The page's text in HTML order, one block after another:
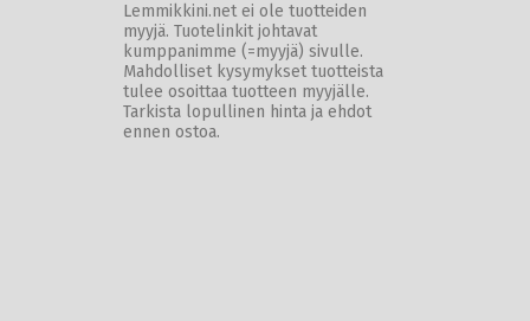
Lemmikkini.net ei ole tuotteiden
myyjä. Tuotelinkit johtavat
kumppanimme (=myyjä) sivulle.
Mahdolliset kysymykset tuotteista
tulee osoittaa tuotteen myyjälle.
Tarkista lopullinen hinta ja ehdot
ennen ostoa.